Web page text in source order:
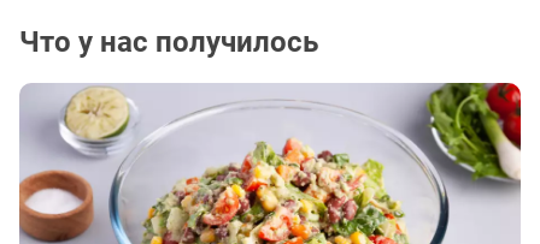
Что у нас получилось